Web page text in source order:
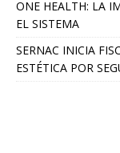
ONE HEALTH: LA
EL SISTEMA
SERNAC INICIA
ESTÉTICA POR